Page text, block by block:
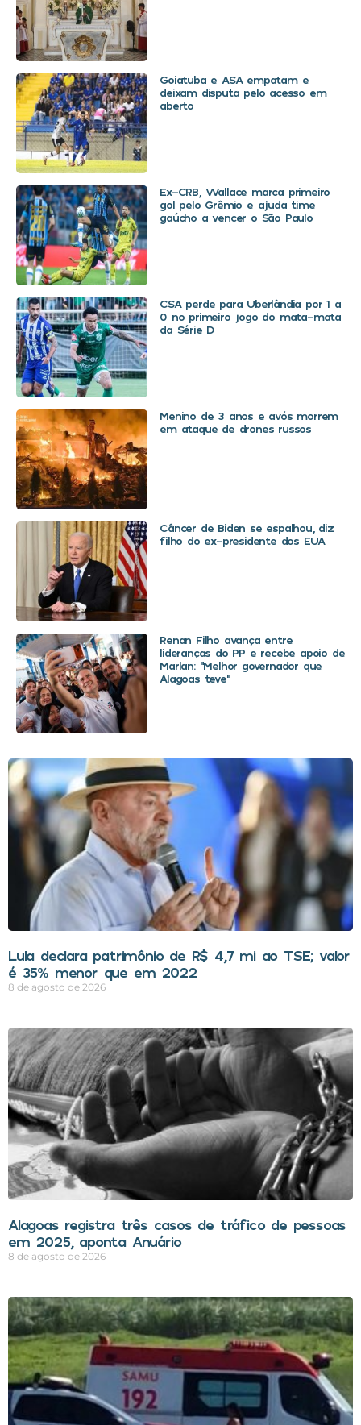
Goiatuba e ASA empatam e
deixam disputa pelo acesso em
aberto
Ex-CRB, Wallace marca primeiro
gol pelo Grêmio e ajuda time
gaúcho a vencer o São Paulo
CSA perde para Uberlândia por 1 a
0 no primeiro jogo do mata-mata
da Série D
Menino de 3 anos e avós morrem
em ataque de drones russos
Câncer de Biden se espalhou, diz
filho do ex-presidente dos EUA
Renan Filho avança entre
lideranças do PP e recebe apoio de
Marlan: “Melhor governador que
Alagoas teve”
Lula declara patrimônio de R$ 4,7 mi ao TSE; valor
é 35% menor que em 2022
8 de agosto de 2026
Alagoas registra três casos de tráfico de pessoas
em 2025, aponta Anuário
8 de agosto de 2026